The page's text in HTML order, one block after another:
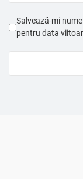
Salvează-mi
pentru data